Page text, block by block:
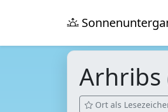
Arhribs
Ort als